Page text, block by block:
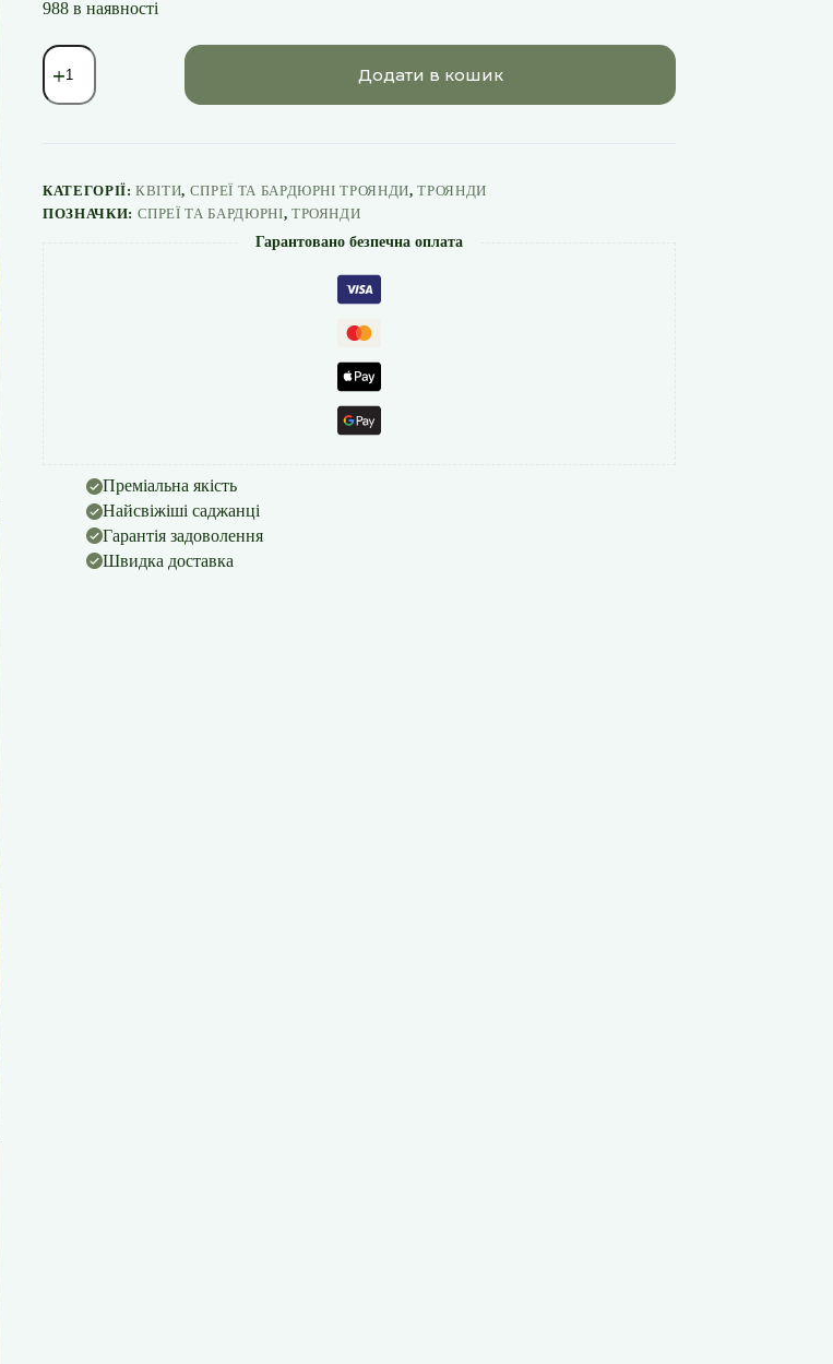
988 в наявності
Троянда
"Хот
Рококо"
спрея
Додати в кошик
КАТЕГОРІЇ:КВІТИ, СПРЕЇ ТА БАРДЮРНІ ТРОЯНДИ,ТРОЯНДИ
ПОЗНАЧКИ: СПРЕЇ ТА БАРДЮРНІ, ТРОЯНДИ
Гарантовано безпечна оплата
Преміальна якість
Найсвіжіші саджанці
Гарантія задоволення
Швидка доставка